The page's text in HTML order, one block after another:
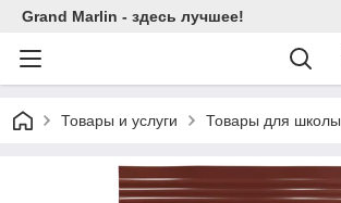
Grand Marlin - здесь лучшее!
Товары и услуги Товары для школы